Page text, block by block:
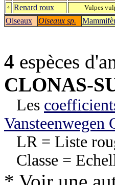
4 Renard roux Vulpes
Oiseaux Oiseaux sp.
4 espèces
CLONAS-
Les
Vansteenwegen
LR = Liste
Classe =